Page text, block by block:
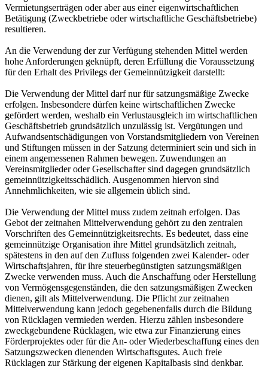
Vermietungserträgen oder aber aus einer eigenwirtschaftlichen
Betätigung (Zweckbetriebe oder wirtschaftliche Geschäftsbetriebe)
resultieren.
An die Verwendung der zur Verfügung stehenden Mittel werden
hohe Anforderungen geknüpft, deren Erfüllung die Voraussetzung
für den Erhalt des Privilegs der Gemeinnützigkeit darstellt:
Die Verwendung der Mittel darf nur für satzungsmäßige Zwecke
erfolgen. Insbesondere dürfen keine wirtschaftlichen Zwecke
gefördert werden, weshalb ein Verlustausgleich im wirtschaftlichen
Geschäftsbetrieb grundsätzlich unzulässig ist. Vergütungen und
Aufwandsentschädigungen von Vorstandsmitgliedern von Vereinen
und Stiftungen müssen in der Satzung determiniert sein und sich in
einem angemessenen Rahmen bewegen. Zuwendungen an
Vereinsmitglieder oder Gesellschafter sind dagegen grundsätzlich
gemeinnützigkeitsschädlich. Ausgenommen hiervon sind
Annehmlichkeiten, wie sie allgemein üblich sind.
Die Verwendung der Mittel muss zudem zeitnah erfolgen. Das
Gebot der zeitnahen Mittelverwendung gehört zu den zentralen
Vorschriften des Gemeinnützigkeitsrechts. Es bedeutet, dass eine
gemeinnützige Organisation ihre Mittel grundsätzlich zeitnah,
spätestens in den auf den Zufluss folgenden zwei Kalender- oder
Wirtschaftsjahren, für ihre steuerbegünstigten satzungsmäßigen
Zwecke verwenden muss. Auch die Anschaffung oder Herstellung
von Vermögensgegenständen, die den satzungsmäßigen Zwecken
dienen, gilt als Mittelverwendung. Die Pflicht zur zeitnahen
Mittelverwendung kann jedoch gegebenenfalls durch die Bildung
von Rücklagen vermieden werden. Hierzu zählen insbesondere
zweckgebundene Rücklagen, wie etwa zur Finanzierung eines
Förderprojektes oder für die An- oder Wiederbeschaffung eines den
Satzungszwecken dienenden Wirtschaftsgutes. Auch freie
Rücklagen zur Stärkung der eigenen Kapitalbasis sind denkbar.